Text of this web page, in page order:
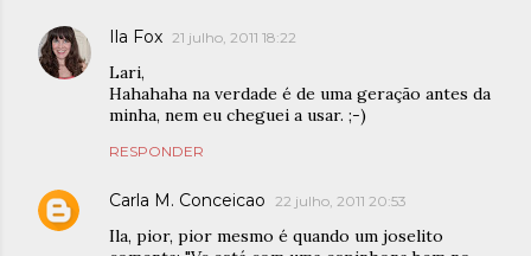
Ila Fox 21 julho, 2011 18:22
Lari,
Hahahaha na verdade é de uma geração antes da
minha, nem eu cheguei a usar. ;-)
RESPONDER
Carla M. Conceicao 22 julho, 2011 20:53
Ila, pior, pior mesmo é quando um joselito